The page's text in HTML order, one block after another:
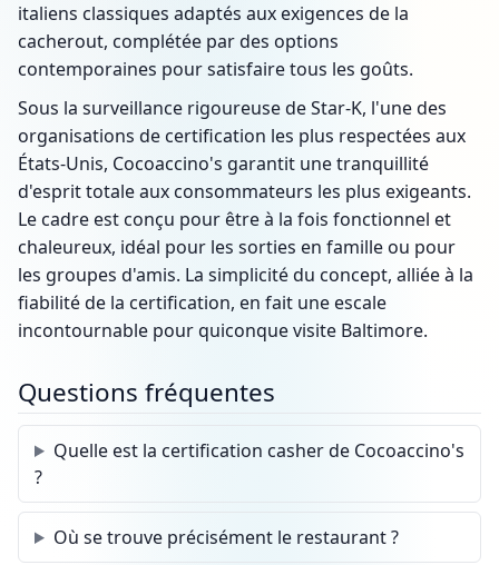
italiens classiques adaptés aux exigences de la
cacherout, complétée par des options
contemporaines pour satisfaire tous les goûts.
Sous la surveillance rigoureuse de Star-K, l'une des
organisations de certification les plus respectées aux
États-Unis, Cocoaccino's garantit une tranquillité
d'esprit totale aux consommateurs les plus exigeants.
Le cadre est conçu pour être à la fois fonctionnel et
chaleureux, idéal pour les sorties en famille ou pour
les groupes d'amis. La simplicité du concept, alliée à la
fiabilité de la certification, en fait une escale
incontournable pour quiconque visite Baltimore.
Questions fréquentes
Quelle est la certification casher de Cocoaccino's
?
Où se trouve précisément le restaurant ?